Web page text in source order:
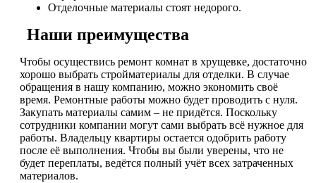
Отделочные материалы стоят недорого.
Наши преимущества
Чтобы осуществись ремонт комнат в хрущевке, достаточно
хорошо выбрать стройматериалы для отделки. В случае
обращения в нашу компанию, можно экономить своё
время. Ремонтные работы можно будет проводить с нуля.
Закупать материалы самим – не придётся. Поскольку
сотрудники компании могут сами выбрать всё нужное для
работы. Владельцу квартиры остается одобрить работу
после её выполнения. Чтобы вы были уверены, что не
будет переплаты, ведётся полный учёт всех затраченных
материалов.